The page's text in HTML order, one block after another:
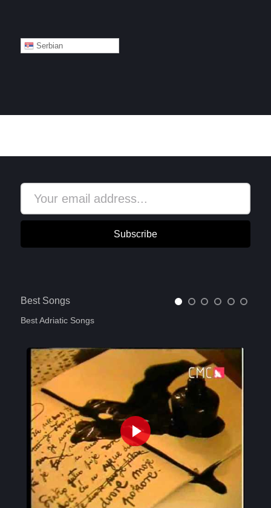
Serbian
Subscribe
Best Songs
Best Adriatic Songs